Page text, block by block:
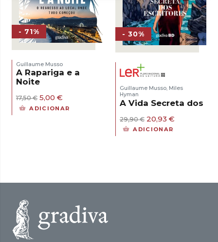
- 71%
Guillaume Musso
A Rapariga e a
Noite
17,50€ O
preço
original
5,00 €
preço
atual
ADICIONAR
- 30%
Guillaume Musso, Miles
Hyman
A Vida Secreta dos
29,90€ O
preço
20,93 €O
ADICIONAR